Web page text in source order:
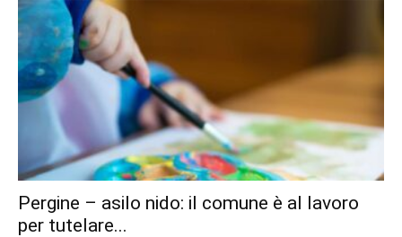
Pergine – asilo nido: il comune è al lavoro
per tutelare...